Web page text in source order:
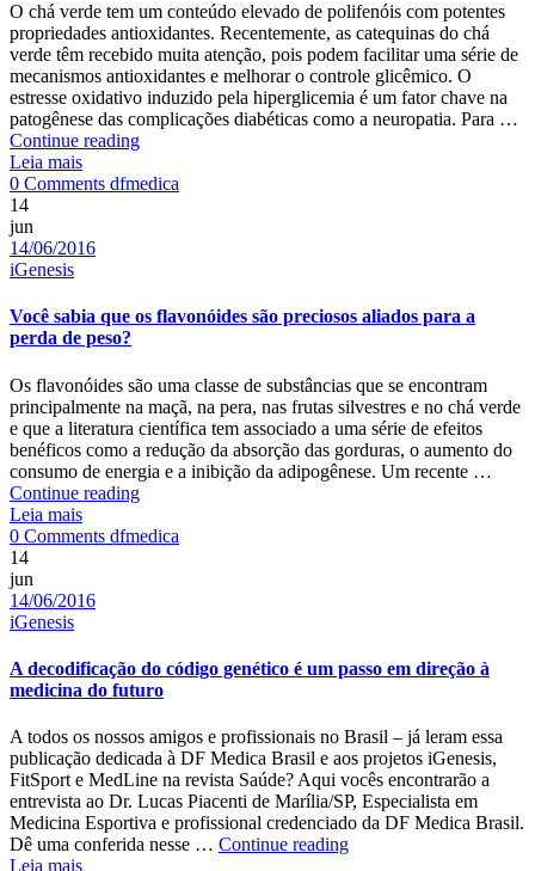
EPIGENÉTICA
O chá verde tem um conteúdo elevado de polifenóis com potentes
propriedades antioxidantes. Recentemente, as catequinas do chá
verde têm recebido muita atenção, pois podem facilitar uma série de
mecanismos antioxidantes e melhorar o controle glicêmico. O
estresse oxidativo induzido pela hiperglicemia é um fator chave na
patogênese das complicações diabéticas como a neuropatia. Para …
Continue readingVocê
que
potente
Leia mais
0 Comments Author
dfmedica
14
jun
Date
14/06/2016
Categories
iGenesis
Você sabia que os flavonóides são preciosos aliados para a
perda de peso?
Os flavonóides são uma classe de substâncias que se encontram
principalmente na maçã, na pera, nas frutas silvestres e no chá verde
e que a literatura científica tem associado a uma série de efeitos
benéficos como a redução da absorção das gorduras, o aumento do
consumo de energia e a inibição da adipogênese. Um recente …
Continue readingVocê
que
para
a
peso?
Leia mais
0 Comments Author
dfmedica
14
jun
Date
14/06/2016
Categories
iGenesis
A decodificação do código genético é um passo em direção à
medicina do futuro
A todos os nossos amigos e profissionais no Brasil – já leram essa
publicação dedicada à DF Medica Brasil e aos projetos iGenesis,
FitSport e MedLine na revista Saúde? Aqui vocês encontrarão a
entrevista ao Dr. Lucas Piacenti de Marília/SP, Especialista em
Medicina Esportiva e profissional credenciado da DF Medica Brasil.
Dê uma conferida nesse … Continue readingA
Leia mais